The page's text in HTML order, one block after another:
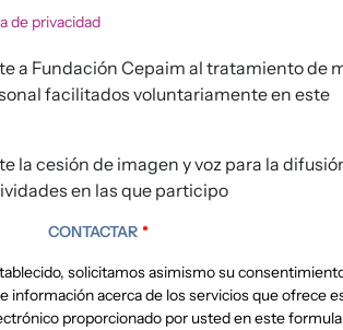
de privacidad
a Fundación Cepaim al tratamiento de
facilitados voluntariamente en este
la cesión de imagen y voz para la
en las que participo
CONTACTAR *
solicitamos asimismo su
información acerca de los servicios que ofrece
proporcionado por usted en este